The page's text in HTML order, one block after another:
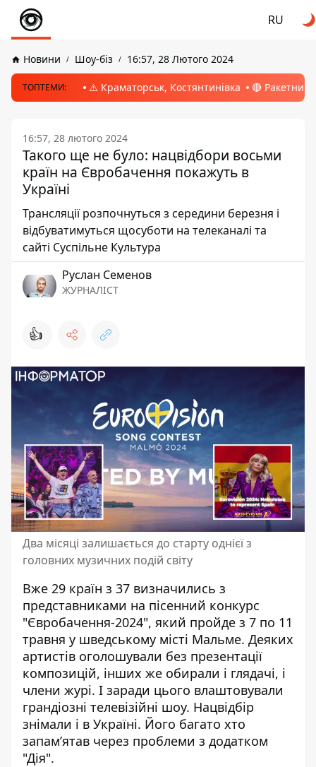
RU
Новини Шоу-біз 16:57, 28 Лютого 2024
ТОПТЕМИ: ⚠️ Краматорськ, Костянтинівка 🔴 Ракетний
16:57, 28 лютого 2024
Такого ще не було: нацвідбори восьми
країн на Євробачення покажуть в
Україні
Трансляції розпочнуться з середини березня і
відбуватимуться щосуботи на телеканалі та
сайті Суспільне Культура
Руслан Семенов
ЖУРНАЛІСТ
👍
Два місяці залишається до старту однієї з
головних музичних подій світу
Вже 29 країн з 37 визначились з
представниками на пісенний конкурс
"Євробачення-2024", який пройде з 7 по 11
травня у шведському місті Мальме. Деяких
артистів оголошували без презентації
композицій, інших же обирали і глядачі, і
члени журі. І заради цього влаштовували
грандіозні телевізійні шоу. Нацвідбір
знімали і в Україні. Його багато хто
запам’ятав через проблеми з додатком
"Дія".